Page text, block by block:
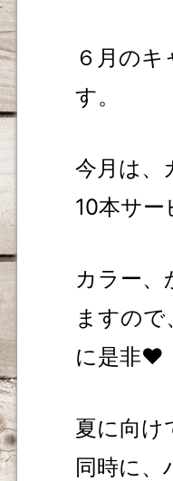
６月の
す。
今月は、
10本サ
カラー、
ますので
に是非❤
夏に向け
同時に、